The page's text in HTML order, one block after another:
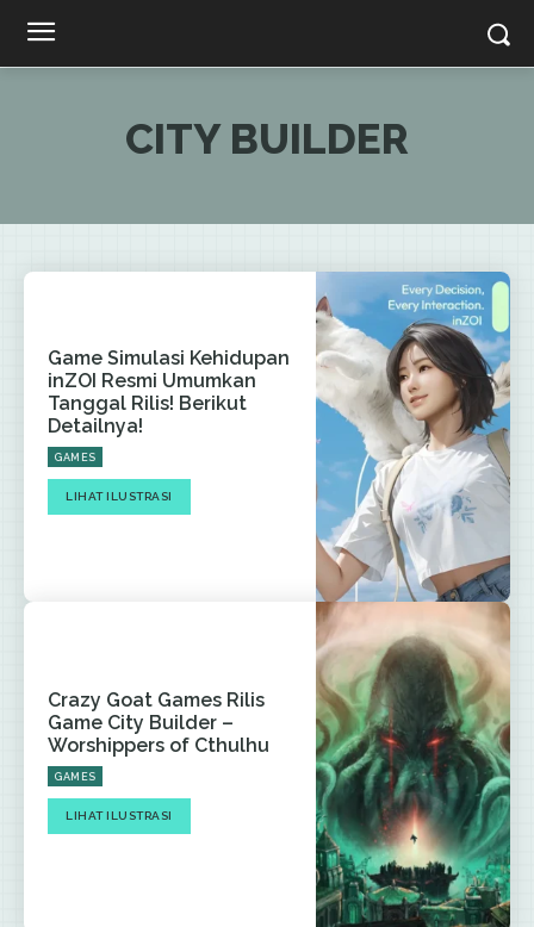
CITY BUILDER
Game Simulasi Kehidupan
inZOI Resmi Umumkan
Tanggal Rilis! Berikut
Detailnya!
GAMES
LIHAT ILUSTRASI
Crazy Goat Games Rilis
Game City Builder –
Worshippers of Cthulhu
GAMES
LIHAT ILUSTRASI